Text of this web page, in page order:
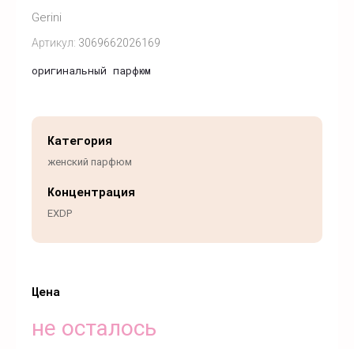
Артикул: 3069662026169
Gerini
оригинальный парфюм
Цена
не осталось
Категория
женский парфюм
Концентрация
EXDP